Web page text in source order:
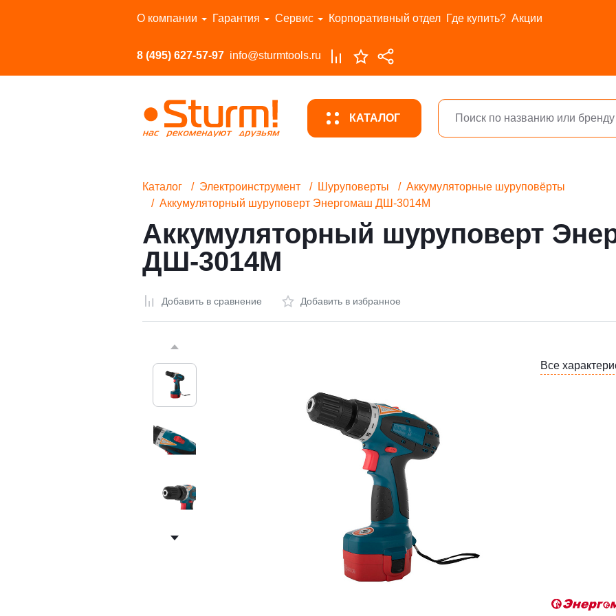
О компании Гарантия Сервис Корпоративный отдел Где купить? Акции
8 (495) 627-57-97 info@sturmtools.ru
КАТАЛОГ
Перейти в каталог
Каталог Электроинструмент Шуруповерты
Аккумуляторные шуруповёрты
Аккумуляторный шуруповерт Энергомаш ДШ-3014М
Аккумуляторный шуруповерт
ДШ-3014М
Добавить в сравнение Добавить в избранное
Все